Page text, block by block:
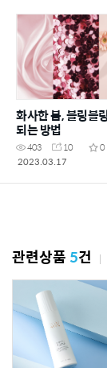
화사한 봄, 블링블링 분위기 여신
되는 방법
403 10
0
2023.03.17
관련상품 5건